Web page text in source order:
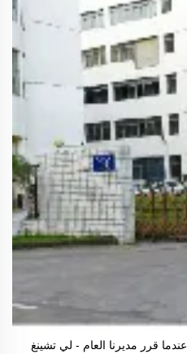
بدأت قصة هونغشينغ في عام 2004 عندما قرر مديرنا العام - لي تشينغ